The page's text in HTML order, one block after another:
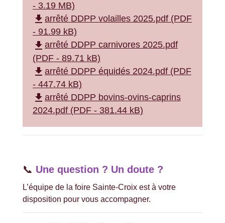
- 3.19 MB)
file_download arrêté DDPP volailles 2025.pdf (PDF
- 91.99 kB)
file_download arrêté DDPP carnivores 2025.pdf
(PDF - 89.71 kB)
file_download arrêté DDPP équidés 2024.pdf (PDF
- 447.74 kB)
file_download arrêté DDPP bovins-ovins-caprins
2024.pdf (PDF - 381.44 kB)
📞 Une question ? Un doute ?
L’équipe de la foire Sainte-Croix est à votre
disposition pour vous accompagner.